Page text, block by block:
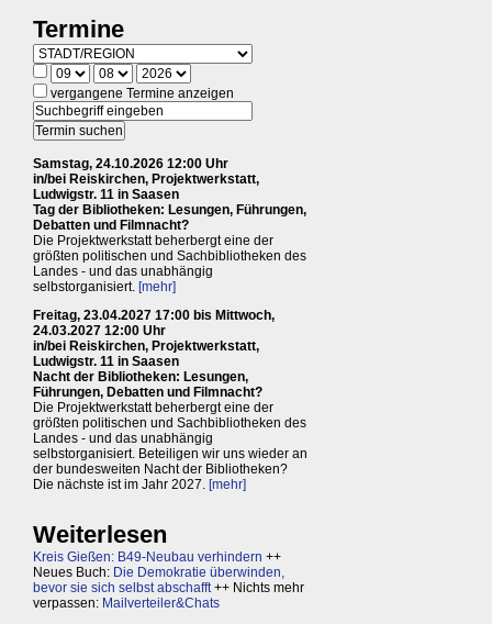
Termine
vergangene Termine anzeigen
Samstag, 24.10.2026 12:00 Uhr
in/bei Reiskirchen, Projektwerkstatt,
Ludwigstr. 11 in Saasen
Tag der Bibliotheken: Lesungen, Führungen,
Debatten und Filmnacht?
Die Projektwerkstatt beherbergt eine der
größten politischen und Sachbibliotheken des
Landes - und das unabhängig
selbstorganisiert. [mehr]
Freitag, 23.04.2027 17:00 bis Mittwoch,
24.03.2027 12:00 Uhr
in/bei Reiskirchen, Projektwerkstatt,
Ludwigstr. 11 in Saasen
Nacht der Bibliotheken: Lesungen,
Führungen, Debatten und Filmnacht?
Die Projektwerkstatt beherbergt eine der
größten politischen und Sachbibliotheken des
Landes - und das unabhängig
selbstorganisiert. Beteiligen wir uns wieder an
der bundesweiten Nacht der Bibliotheken?
Die nächste ist im Jahr 2027. [mehr]
Weiterlesen
Kreis Gießen: B49-Neubau verhindern ++
Neues Buch: Die Demokratie überwinden,
bevor sie sich selbst abschafft++ Nichts mehr
verpassen: Mailverteiler&Chats